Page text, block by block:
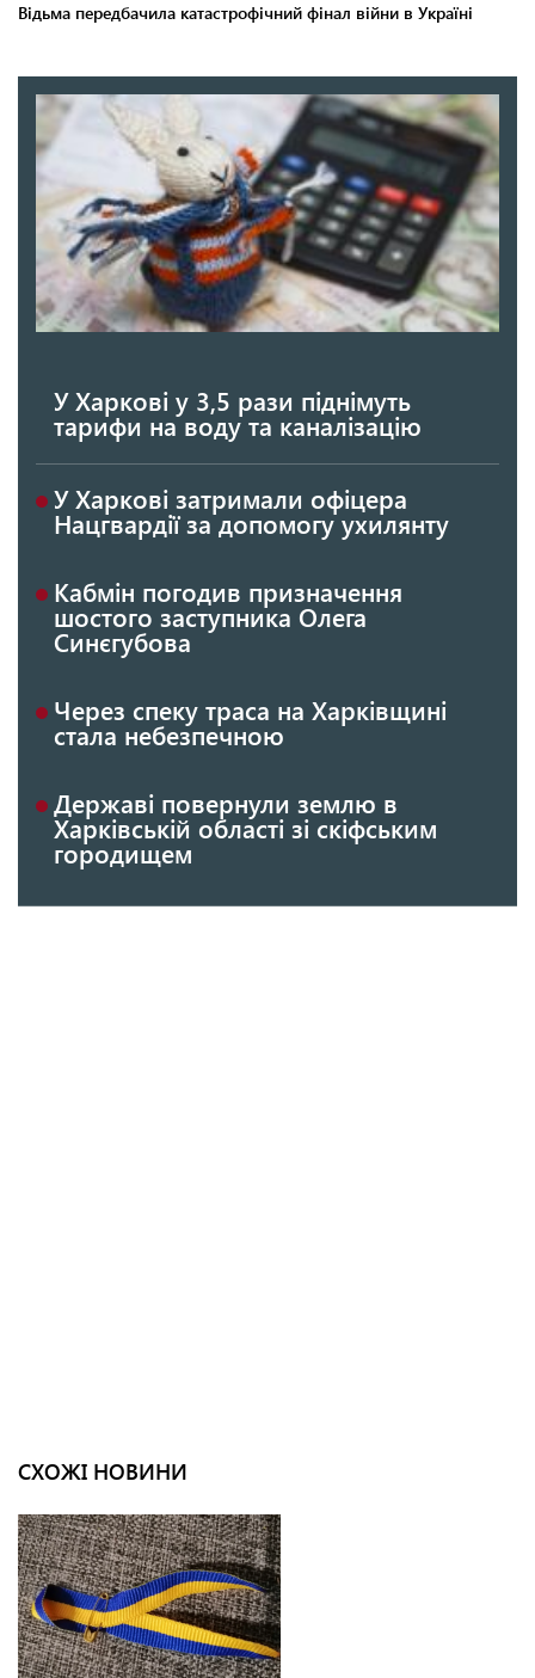
У Харкові у 3,5 рази піднімуть
тарифи на воду та каналізацію
У Харкові затримали офіцера
Нацгвардії за допомогу ухилянту
Кабмін погодив призначення
шостого заступника Олега
Синєгубова
Через спеку траса на Харківщині
стала небезпечною
Державі повернули землю в
Харківській області зі скіфським
городищем
СХОЖІ НОВИНИ